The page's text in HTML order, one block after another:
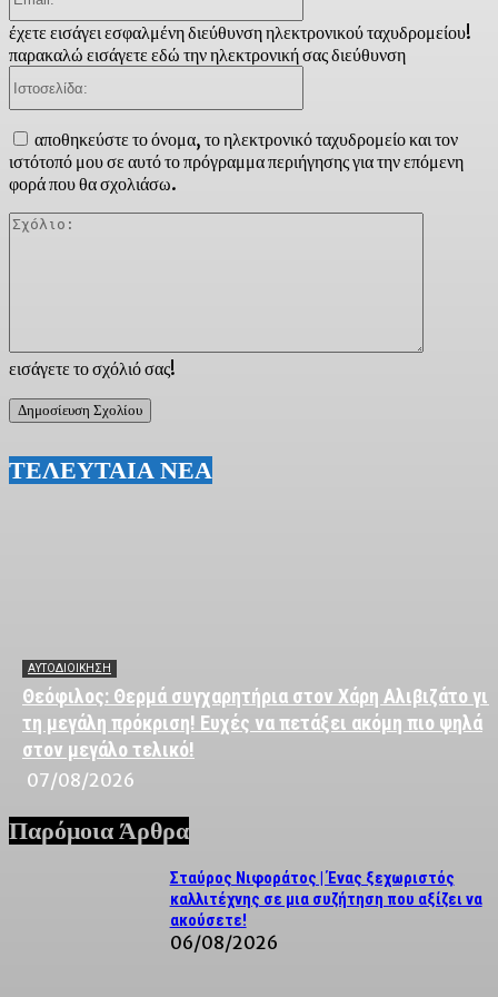
εισάγετε το σχόλιό σας!
έχετε εισάγει εσφαλμένη διεύθυνση ηλεκτρονικού ταχυδρομείου!
παρακαλώ εισάγετε εδώ την ηλεκτρονική σας διεύθυνση
αποθηκεύστε το όνομα, το ηλεκτρονικό ταχυδρομείο και τον
ιστότοπό μου σε αυτό το πρόγραμμα περιήγησης για την επόμενη
φορά που θα σχολιάσω.
ΤΕΛΕΥΤΑΙΑ ΝΕΑ
ΑΥΤΟΔΙΟΙΚΗΣΗ
Θεόφιλος: Θερμά συγχαρητήρια στον Χάρη Αλιβιζάτο για
τη μεγάλη πρόκριση! Ευχές να πετάξει ακόμη πιο ψηλά
στον μεγάλο τελικό!
07/08/2026
Παρόμοια Άρθρα
Σταύρος Νιφοράτος | Ένας ξεχωριστός
καλλιτέχνης σε μια συζήτηση που αξίζει να
ακούσετε!
06/08/2026